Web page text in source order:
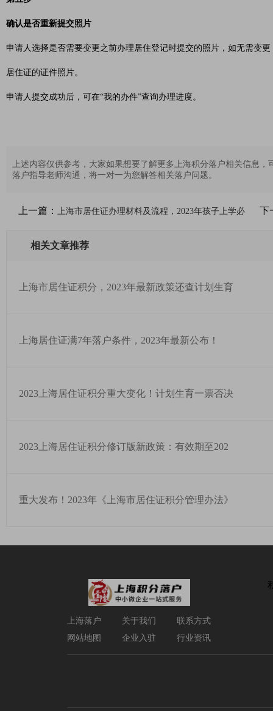
确认是否重新提交照片
申请人选择是否需要变更之前办理居住登记时提交的照片，如无需变
居住证的证件照片。
申请人提交成功后，可在“我的办件”查询办理进度。
上述内容仅供参考，大家如果想要了解更多上海积分落户相关信息
落户指导老师沟通，将一对一为您解答相关落户问题。
上一篇： 上海市居住证办理材料及流程，2023年孩子上学必 下
相关文章推荐
上海市居住证积分，2023年最新政策还查计划生育
上海居住证满7年落户条件，2023年最新公布！
2023上海居住证积分重大变化！计划生育一票否决
2023上海居住证积分修订版新政策：有效期至202
重大发布！2023年《上海市居住证积分管理办法》
上海落户 关于我们
联系方式
网站地图
企业入驻 行业资讯